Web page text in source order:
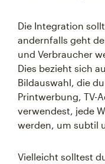
Die Integration
andernfalls geht
und Verbraucher
Dies bezieht sich
Bildauswahl, die
Printwerbung, TV-
verwendest, jede
werden, um subtil
Vielleicht solltest